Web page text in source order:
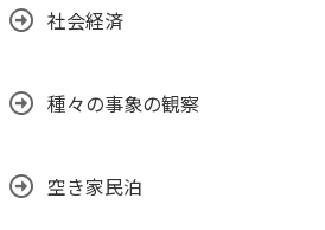
社会経済
種々の事象の観察
空き家民泊